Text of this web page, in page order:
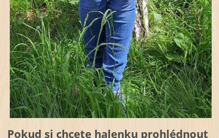
Pokud si chcete halenku prohlédnout